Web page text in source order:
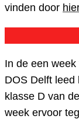
vinden door
In de een
DOS Delft leed
klasse D van
week ervoor